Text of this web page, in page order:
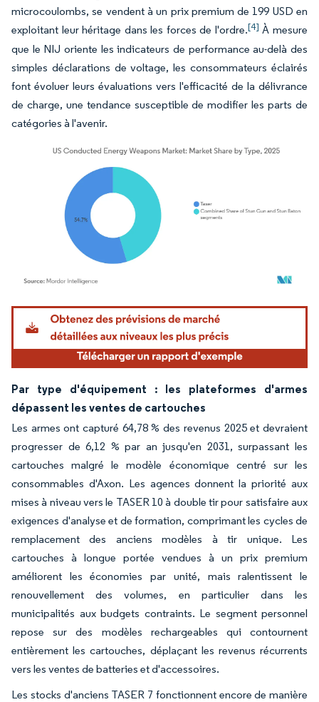
microcoulombs, se vendent à un prix premium de 199 USD en
exploitant leur héritage dans les forces de l'ordre.[4] À mesure
que le NIJ oriente les indicateurs de performance au-delà des
simples déclarations de voltage, les consommateurs éclairés
font évoluer leurs évaluations vers l'efficacité de la délivrance
de charge, une tendance susceptible de modifier les parts de
catégories à l'avenir.
Image © Mordor Intelligence. La réutilisation nécessite une attribution sous CC BY
Par type d'équipement : les plateformes d'armes
dépassent les ventes de cartouches
Les armes ont capturé 64,78 % des revenus 2025 et devraient
progresser de 6,12 % par an jusqu'en 2031, surpassant les
cartouches malgré le modèle économique centré sur les
consommables d'Axon. Les agences donnent la priorité aux
mises à niveau vers le TASER 10 à double tir pour satisfaire aux
exigences d'analyse et de formation, comprimant les cycles de
remplacement des anciens modèles à tir unique. Les
cartouches à longue portée vendues à un prix premium
améliorent les économies par unité, mais ralentissent le
renouvellement des volumes, en particulier dans les
municipalités aux budgets contraints. Le segment personnel
repose sur des modèles rechargeables qui contournent
entièrement les cartouches, déplaçant les revenus récurrents
vers les ventes de batteries et d'accessoires.
Les stocks d'anciens TASER 7 fonctionnent encore de manière